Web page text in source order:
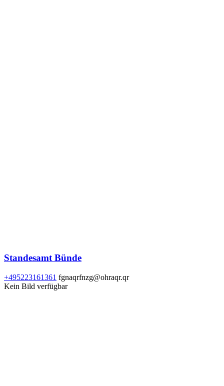
Standesamt Bünde
+495223161361 fgnaqrfnzg@ohraqr.qr
Kein Bild verfügbar